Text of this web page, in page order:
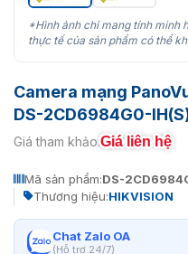
*Hình ảnh chỉ mang tính minh
thực tế của sản phẩm có thể
Camera mạng
DS-2CD6984G0-
Giá tham khảo:Giá liên hệ
Mã sản phẩm:DS-
Thương hiệu:HIKVISION
Chat Zalo OA
(Hỗ trợ 24/7)